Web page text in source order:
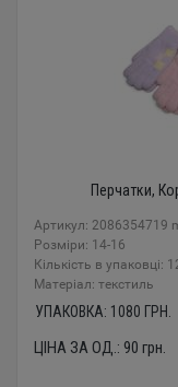
Перчатки,
Артикул: 2086354719
Розміри: 14-16
Кількість в упаковці:
Mатеріал: текстиль
УПАКОВКА: 1080 ГРН.
ЦІНА ЗА ОД.: 90 грн.